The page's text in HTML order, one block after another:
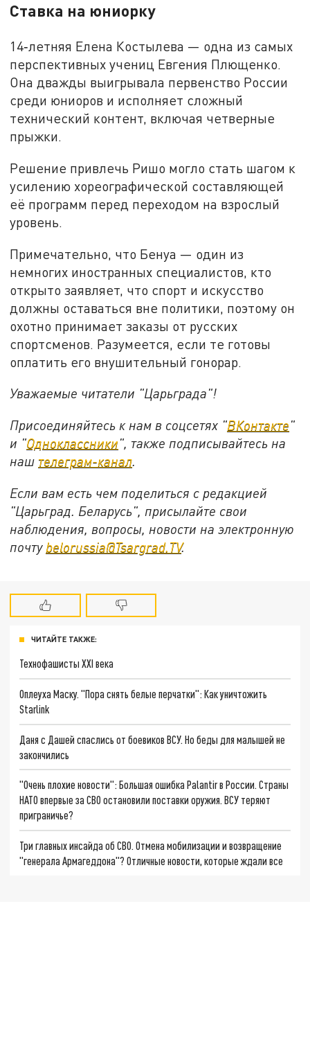
Ставка на юниорку
14‑летняя Елена Костылева — одна из самых
перспективных учениц Евгения Плющенко.
Она дважды выигрывала первенство России
среди юниоров и исполняет сложный
технический контент, включая четверные
прыжки.
Решение привлечь Ришо могло стать шагом к
усилению хореографической составляющей
её программ перед переходом на взрослый
уровень.
Примечательно, что Бенуа — один из
немногих иностранных специалистов, кто
открыто заявляет, что спорт и искусство
должны оставаться вне политики, поэтому он
охотно принимает заказы от русских
спортсменов. Разумеется, если те готовы
оплатить его внушительный гонорар.
Уважаемые читатели "Царьграда"!
Присоединяйтесь к нам в соцсетях "ВКонтакте"
и "Одноклассники", также подписывайтесь на
наш телеграм-канал.
Если вам есть чем поделиться с редакцией
"Царьград. Беларусь", присылайте свои
наблюдения, вопросы, новости на электронную
почту belorussia@Tsargrad.TV.
ЧИТАЙТЕ ТАКЖЕ:
Технофашисты XXI века
Оплеуха Маску. "Пора снять белые перчатки": Как уничтожить
Starlink
Даня с Дашей спаслись от боевиков ВСУ. Но беды для малышей не
закончились
"Очень плохие новости": Большая ошибка Palantir в России. Страны
НАТО впервые за СВО остановили поставки оружия. ВСУ теряют
приграничье?
Три главных инсайда об СВО. Отмена мобилизации и возвращение
"генерала Армагеддона"? Отличные новости, которые ждали все